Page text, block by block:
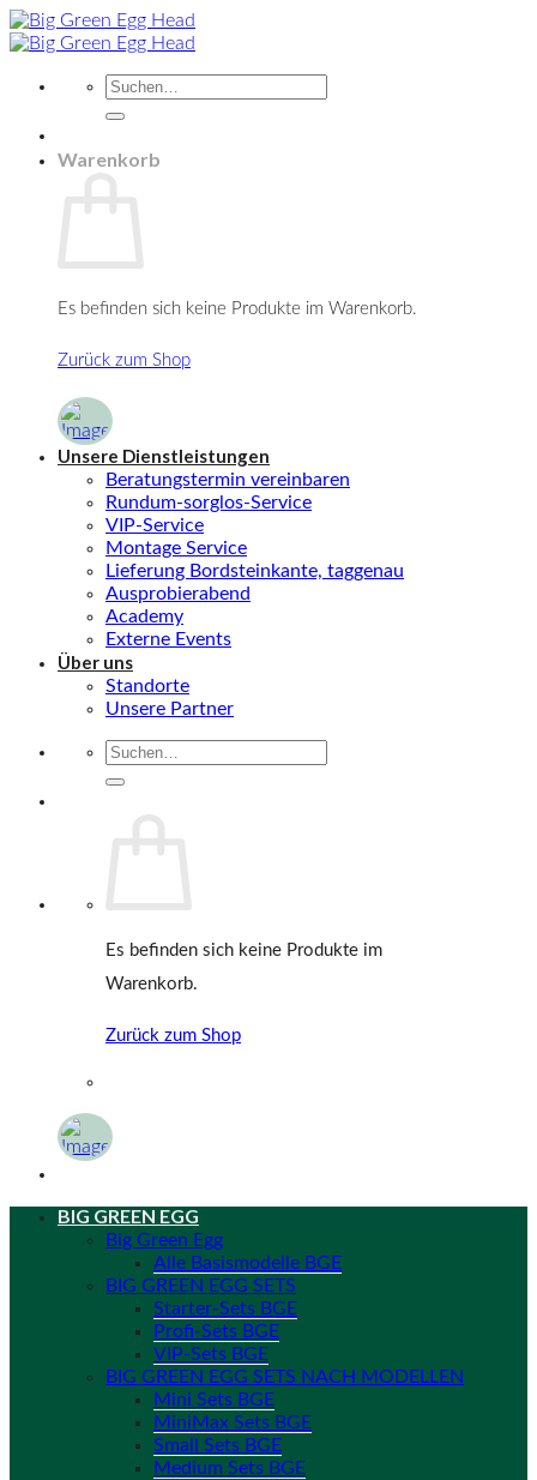
Zum
Inhalt
Suche
Warenkorb
Es befinden sich keine Produkte im Warenkorb.
Zurück zum Shop
Unsere Dienstleistungen
Beratungstermin vereinbaren
Rundum-sorglos-Service
VIP-Service
Montage Service
Lieferung Bordsteinkante, taggenau
Ausprobierabend
Academy
Externe Events
Über uns
Standorte
Unsere Partner
Suche
Es befinden sich keine Produkte im
Warenkorb.
Zurück zum Shop
BIG GREEN EGG
Big Green Egg
Alle Basismodelle BGE
BIG GREEN EGG SETS
Starter-Sets BGE
Profi-Sets BGE
VIP-Sets BGE
BIG GREEN EGG SETS NACH MODELLEN
Mini Sets BGE
MiniMax Sets BGE
Small Sets BGE
Medium Sets BGE